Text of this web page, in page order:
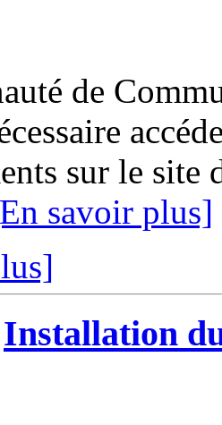
de
sur le site
savoir plus]
Installation